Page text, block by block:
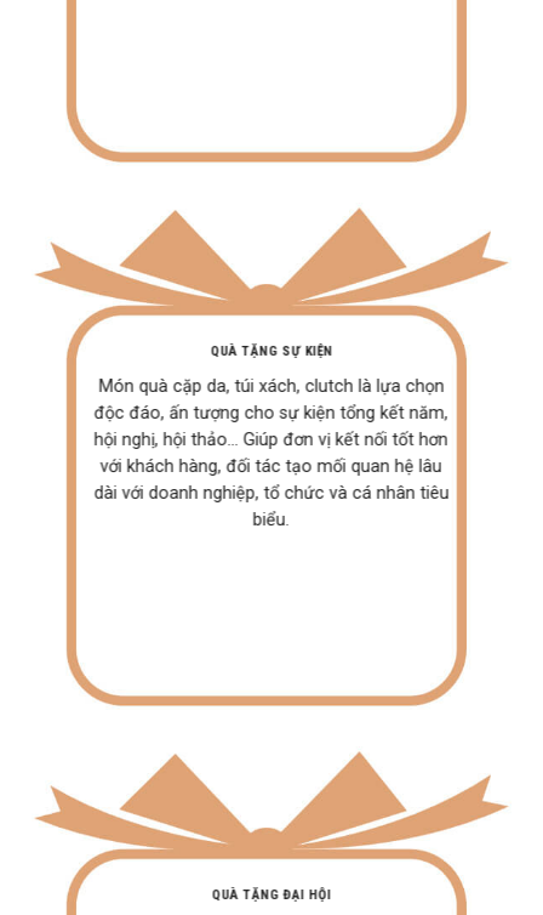
QUÀ TẶNG SỰ KIỆN
Món quà cặp da, túi xách, clutch là lựa chọn
độc đáo, ấn tượng cho sự kiện tổng kết năm,
hội nghị, hội thảo… Giúp đơn vị kết nối tốt hơn
với khách hàng, đối tác tạo mối quan hệ lâu
dài với doanh nghiệp, tổ chức và cá nhân tiêu
biểu.
QUÀ TẶNG ĐẠI HỘI